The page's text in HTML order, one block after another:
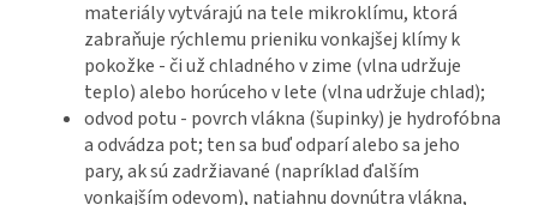
materiály vytvárajú na tele mikroklímu, ktorá
zabraňuje rýchlemu prieniku vonkajšej klímy k
pokožke - či už chladného v zime (vlna udržuje
teplo) alebo horúceho v lete (vlna udržuje chlad);
odvod potu - povrch vlákna (šupinky) je hydrofóbna
a odvádza pot; ten sa buď odparí alebo sa jeho
pary, ak sú zadržiavané (napríklad ďalším
vonkajším odevom), natiahnu dovnútra vlákna,